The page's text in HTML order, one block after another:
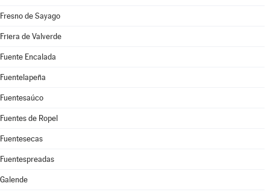
Fresno de Sayago
Friera de Valverde
Fuente Encalada
Fuentelapeña
Fuentesaúco
Fuentes de Ropel
Fuentesecas
Fuentespreadas
Galende